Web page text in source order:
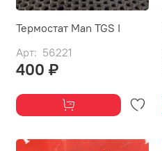
Термостат Man TGS I
Арт: 56221
400 ₽